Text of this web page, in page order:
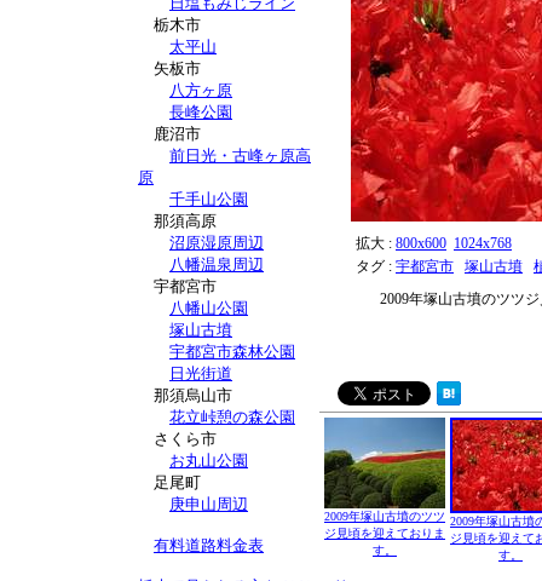
栃木市
太平山
矢板市
八方ヶ原
長峰公園
鹿沼市
前日光・古峰ヶ原高
原
千手山公園
那須高原
沼原湿原周辺
八幡温泉周辺
宇都宮市
八幡山公園
塚山古墳
宇都宮市森林公園
日光街道
那須烏山市
花立峠憩の森公園
さくら市
お丸山公園
足尾町
庚申山周辺
有料道路料金表
拡大 : 800x600 1024x768
タグ : 宇都宮市 塚山古墳
2009年塚山古墳のツツ
2009年塚山古墳のツツ
ジ見頃を迎えておりま
す。
2009年塚山古墳
ジ見頃を迎えて
す。